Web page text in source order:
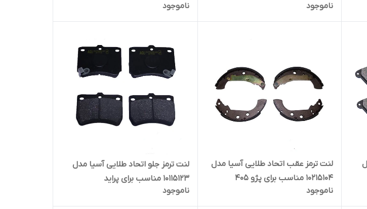
ناموجود
ناموجود
لنت ترمز عقب اتحاد طلایی آسیا مدل
10215104 مناسب برای پژو 405
ناموجود
لنت ترمز جلو اتحاد طلایی آسیا مدل
10115123 مناسب برای پراید
ناموجود